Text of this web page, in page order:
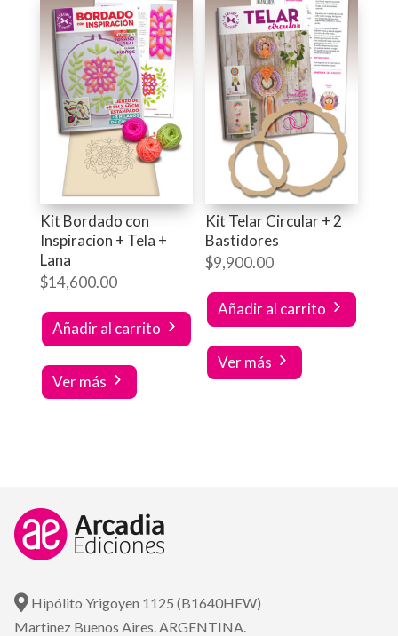
Kit Bordado con
Inspiracion + Tela +
Lana
$14,600.00
Añadir al carrito
Ver más
Kit Telar Circular + 2
Bastidores
$9,900.00
Añadir al carrito
Ver más
Hipólito Yrigoyen 1125 (B1640HEW)
Martinez Buenos Aires. ARGENTINA.